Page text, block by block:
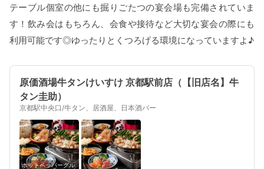
テーブル個室の他にも掘りごたつの宴会場も完備されていま
す！飲み会はもちろん、会食や接待など大切な宴会の際にも
利用可能です◎ゆったりとくつろげる環境になっていますよ♪
原価酒場牛タンけいすけ 京都駅前店（【旧店名】牛
タン圭助）
京都駅中央口/牛タン、居酒屋、日本酒バー
ホットペッパーグル